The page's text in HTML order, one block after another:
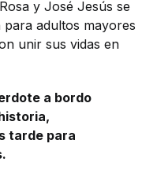
y José Jesús se
adultos mayores
unir sus vidas en
a bordo
tarde para